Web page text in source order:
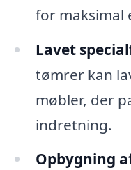
for maksimal
Lavet
tømrer kan
møbler, der
indretning.
Opbygning